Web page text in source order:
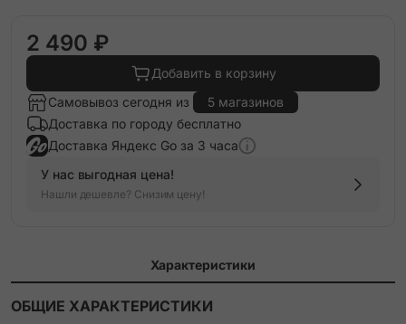
2 490 ₽
Добавить в корзину
Самовывоз сегодня из
5 магазинов
Доставка по городу бесплатно
Доставка Яндекс Go за 3 часа
У нас выгодная цена!
Нашли дешевле? Снизим цену!
Характеристики
ОБЩИЕ ХАРАКТЕРИСТИКИ